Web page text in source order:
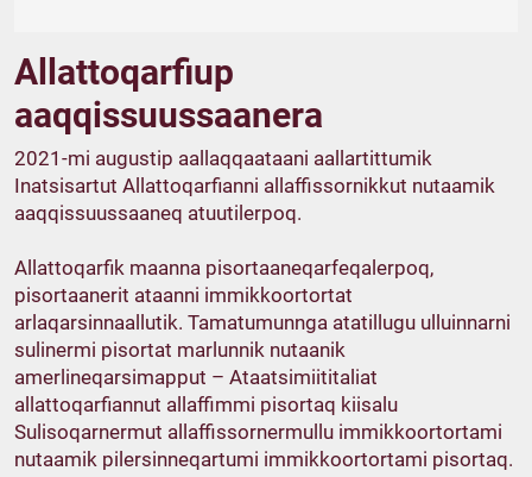
Allattoqarfiup
aaqqissuussaanera
2021-mi augustip aallaqqaataani aallartittumik
Inatsisartut Allattoqarfianni allaffissornikkut nutaamik
aaqqissuussaaneq atuutilerpoq.
Allattoqarfik maanna pisortaaneqarfeqalerpoq,
pisortaanerit ataanni immikkoortortat
arlaqarsinnaallutik. Tamatumunnga atatillugu ulluinnarni
sulinermi pisortat marlunnik nutaanik
amerlineqarsimapput – Ataatsimiititaliat
allattoqarfiannut allaffimmi pisortaq kiisalu
Sulisoqarnermut allaffissornermullu immikkoortortami
nutaamik pilersinneqartumi immikkoortortami pisortaq.